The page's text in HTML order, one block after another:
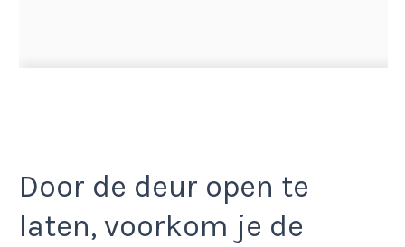
Door de deur open te
laten, voorkom je de